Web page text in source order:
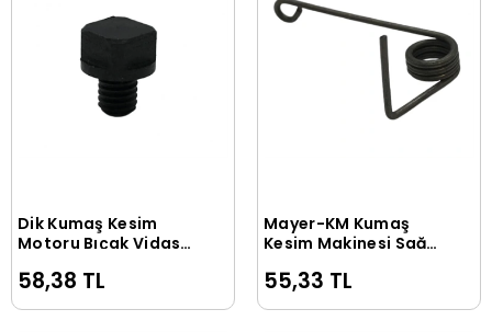
Sepete Ekle
Dik Kumaş Kesim
Motoru Bıçak Vidası
58,38 TL
Sepete Ekle
Mayer-KM Kumaş
Kesim Makinesi Sağ
55,33 TL